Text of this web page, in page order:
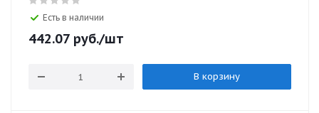
Есть в наличии
442.07 руб./шт
В корзину